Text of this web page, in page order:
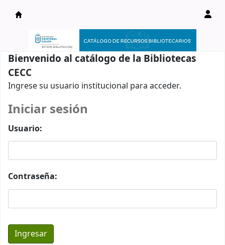
Catálogo en línea
Bienvenido al catálogo de la Bibliotecas
CECC
Ingrese su usuario institucional para acceder.
Iniciar sesión
Usuario:
Contraseña: